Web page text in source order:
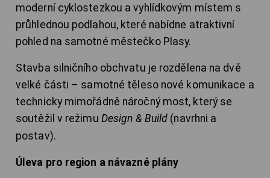
moderní cyklostezkou a vyhlídkovým místem s
průhlednou podlahou, které nabídne atraktivní
pohled na samotné městečko Plasy.
Stavba silničního obchvatu je rozdělena na dvě
velké části – samotné těleso nové komunikace a
technicky mimořádně náročný most, který se
soutěžil v režimu Design & Build (navrhni a
postav).
Úleva pro region a návazné plány